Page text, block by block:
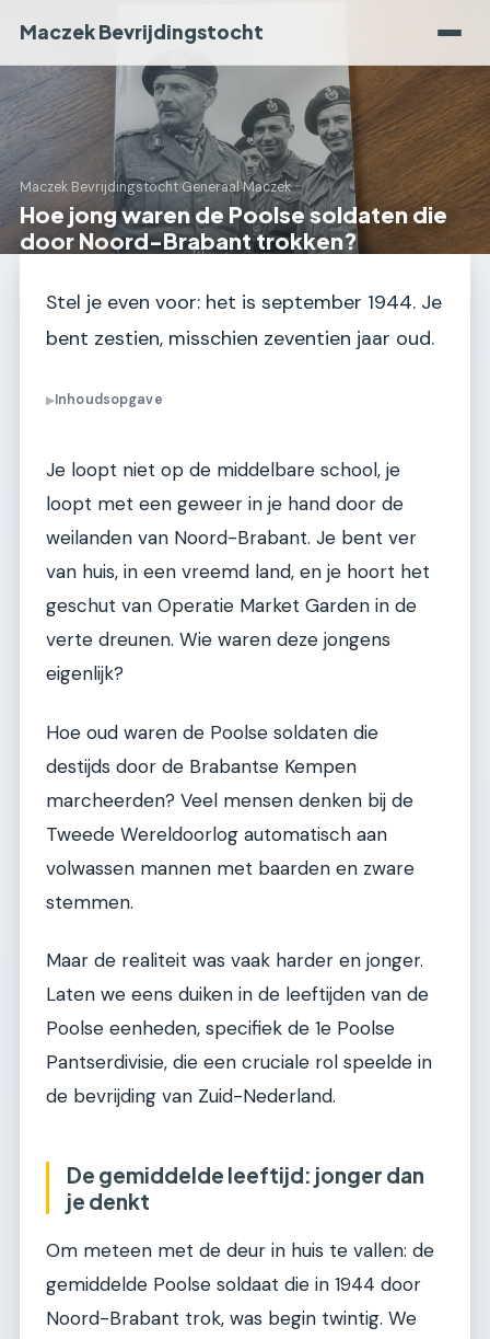
Maczek Bevrijdingstocht
Maczek Bevrijdingstocht›Generaal Maczek
Hoe jong waren de Poolse soldaten die
door Noord-Brabant trokken?
Stel je even voor: het is september 1944. Je
bent zestien, misschien zeventien jaar oud.
▶Inhoudsopgave
Je loopt niet op de middelbare school, je
loopt met een geweer in je hand door de
weilanden van Noord-Brabant. Je bent ver
van huis, in een vreemd land, en je hoort het
geschut van Operatie Market Garden in de
verte dreunen. Wie waren deze jongens
eigenlijk?
Hoe oud waren de Poolse soldaten die
destijds door de Brabantse Kempen
marcheerden? Veel mensen denken bij de
Tweede Wereldoorlog automatisch aan
volwassen mannen met baarden en zware
stemmen.
Maar de realiteit was vaak harder en jonger.
Laten we eens duiken in de leeftijden van de
Poolse eenheden, specifiek de 1e Poolse
Pantserdivisie, die een cruciale rol speelde in
de bevrijding van Zuid-Nederland.
De gemiddelde leeftijd: jonger dan
je denkt
Om meteen met de deur in huis te vallen: de
gemiddelde Poolse soldaat die in 1944 door
Noord-Brabant trok, was begin twintig. We